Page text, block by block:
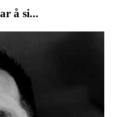
å si...